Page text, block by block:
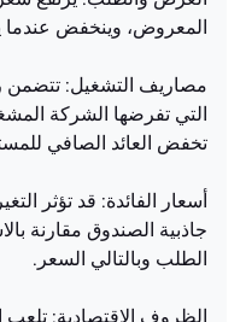
المعروض، وينخفض
مصاريف التشغيل: تتضمن
التي تفرضها الشركة
تخفض العائد الصافي
أسعار الفائدة: قد تؤثر
جاذبية الصندوق مقارنة
الطلب وبالتالي السعر.
الظروف الاقتصادية: تلعب